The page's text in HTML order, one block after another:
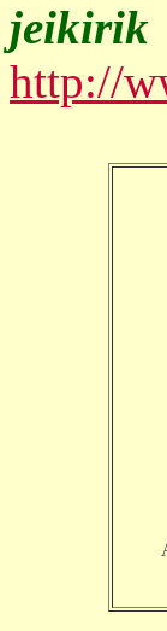
jeikirik
http://